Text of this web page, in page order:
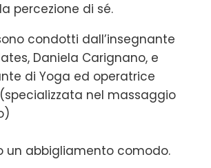
percezione di sé.
condotti dall’insegnante
Daniela Carignano, e
di Yoga ed operatrice
nel massaggio
un abbigliamento comodo.